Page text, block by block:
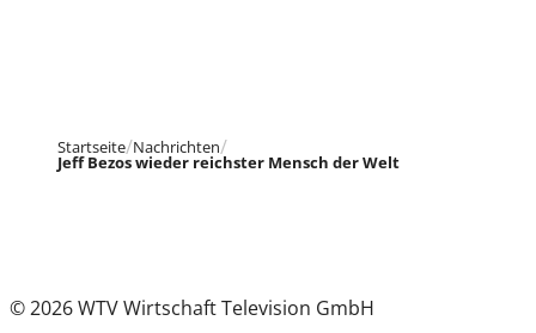
Startseite Nachrichten
Jeff Bezos wieder reichster Mensch der Welt
© 2026 WTV Wirtschaft Television GmbH